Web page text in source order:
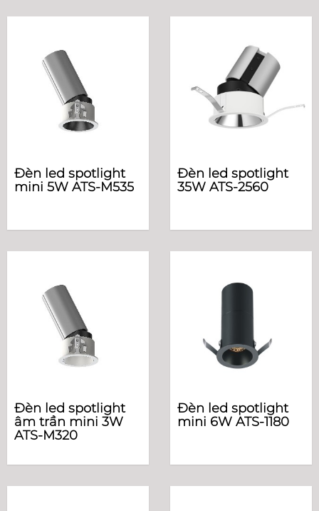
Đèn led spotlight
mini 5W ATS-M535
Đèn led spotlight
35W ATS-2560
Đèn led spotlight
âm trần mini 3W
ATS-M320
Đèn led spotlight
mini 6W ATS-1180